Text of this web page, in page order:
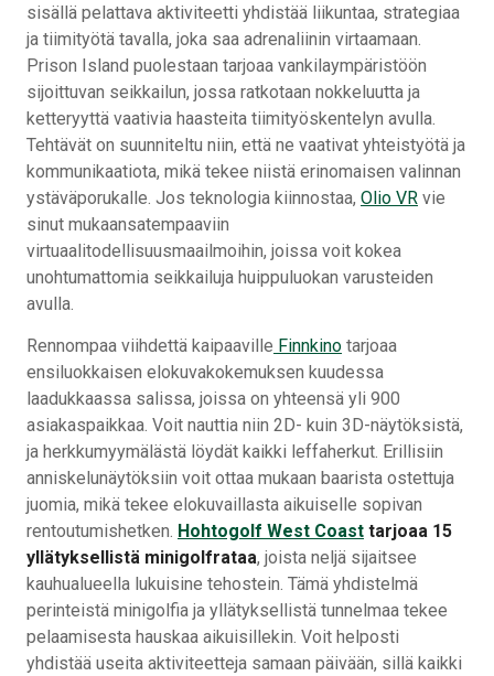
sisällä pelattava aktiviteetti yhdistää liikuntaa, strategiaa
ja tiimityötä tavalla, joka saa adrenaliinin virtaamaan.
Prison Island puolestaan tarjoaa vankilaympäristöön
sijoittuvan seikkailun, jossa ratkotaan nokkeluutta ja
ketteryyttä vaativia haasteita tiimityöskentelyn avulla.
Tehtävät on suunniteltu niin, että ne vaativat yhteistyötä ja
kommunikaatiota, mikä tekee niistä erinomaisen valinnan
ystäväporukalle. Jos teknologia kiinnostaa, Olio VR vie
sinut mukaansatempaaviin
virtuaalitodellisuusmaailmoihin, joissa voit kokea
unohtumattomia seikkailuja huippuluokan varusteiden
avulla.
Rennompaa viihdettä kaipaaville Finnkino tarjoaa
ensiluokkaisen elokuvakokemuksen kuudessa
laadukkaassa salissa, joissa on yhteensä yli 900
asiakaspaikkaa. Voit nauttia niin 2D- kuin 3D-näytöksistä,
ja herkkumyymälästä löydät kaikki leffaherkut. Erillisiin
anniskelunäytöksiin voit ottaa mukaan baarista ostettuja
juomia, mikä tekee elokuvaillasta aikuiselle sopivan
rentoutumishetken. Hohtogolf West Coast tarjoaa 15
yllätyksellistä minigolfrataa, joista neljä sijaitsee
kauhualueella lukuisine tehostein. Tämä yhdistelmä
perinteistä minigolfia ja yllätyksellistä tunnelmaa tekee
pelaamisesta hauskaa aikuisillekin. Voit helposti
yhdistää useita aktiviteetteja samaan päivään, sillä kaikki